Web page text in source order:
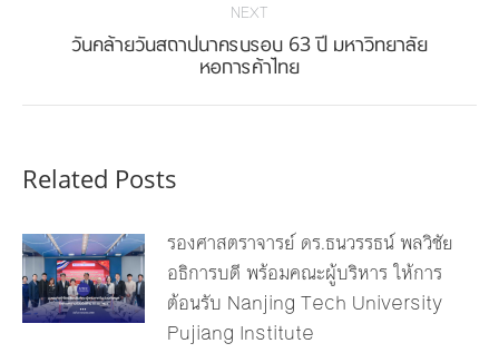
NEXT
Next
post:
วันคล้ายวันสถาปนาครบรอบ 63 ปี มหาวิทยาลัย
หอการค้าไทย
Related Posts
รองศาสตราจารย์ ดร.ธนวรรธน์ พลวิชัย
อธิการบดี พร้อมคณะผู้บริหาร ให้การ
ต้อนรับ Nanjing Tech University
Pujiang Institute